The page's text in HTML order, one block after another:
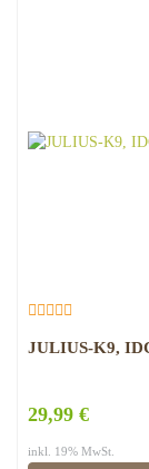
JULIUS-K9,
29,99 €
inkl. 19% MwSt.